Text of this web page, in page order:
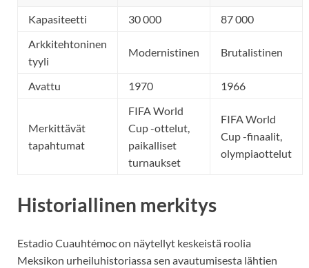
Kapasiteetti 30 000
87 000
Arkkitehtoninen
tyyli
Modernistinen Brutalistinen
Avattu 1970 1966
Merkittävät
tapahtumat
FIFA World
Cup -ottelut,
paikalliset
turnaukset
FIFA World
Cup -finaalit,
olympiaottelut
Historiallinen merkitys
Estadio Cuauhtémoc on näytellyt keskeistä roolia
Meksikon urheiluhistoriassa sen avautumisesta lähtien